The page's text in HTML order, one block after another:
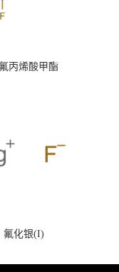
丙烯酸甲酯
氟化银(I)